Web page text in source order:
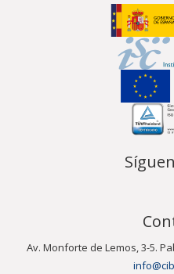
Av. Monforte de Lemos, 3-5.